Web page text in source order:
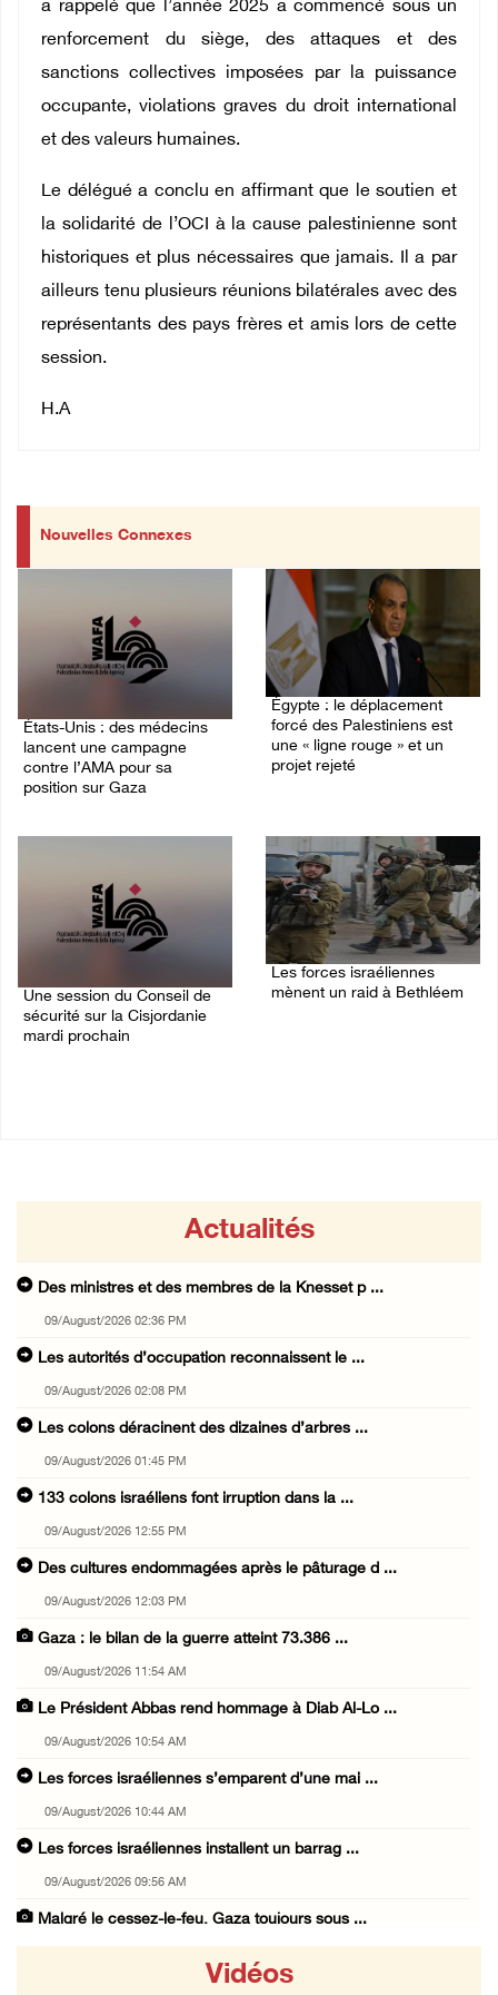
a rappelé que l’année 2025 a commencé sous un
renforcement du siège, des attaques et des
sanctions collectives imposées par la puissance
occupante, violations graves du droit international
et des valeurs humaines.
Le délégué a conclu en affirmant que le soutien et
la solidarité de l’OCI à la cause palestinienne sont
historiques et plus nécessaires que jamais. Il a par
ailleurs tenu plusieurs réunions bilatérales avec des
représentants des pays frères et amis lors de cette
session.
H.A
Nouvelles Connexes
États-Unis : des médecins
lancent une campagne
contre l’AMA pour sa
position sur Gaza
Égypte : le déplacement
forcé des Palestiniens est
une « ligne rouge » et un
projet rejeté
Une session du Conseil de
sécurité sur la Cisjordanie
mardi prochain
Les forces israéliennes
mènent un raid à Bethléem
Actualités
Des ministres et des membres de la Knesset p ...
09/August/2026 02:36 PM
Les autorités d’occupation reconnaissent le ...
09/August/2026 02:08 PM
Les colons déracinent des dizaines d’arbres ...
09/August/2026 01:45 PM
133 colons israéliens font irruption dans la ...
09/August/2026 12:55 PM
Des cultures endommagées après le pâturage d ...
09/August/2026 12:03 PM
Gaza : le bilan de la guerre atteint 73.386 ...
09/August/2026 11:54 AM
Le Président Abbas rend hommage à Diab Al-Lo ...
09/August/2026 10:54 AM
Les forces israéliennes s’emparent d’une mai ...
09/August/2026 10:44 AM
Les forces israéliennes installent un barrag ...
09/August/2026 09:56 AM
Malgré le cessez-le-feu, Gaza toujours sous ...
Vidéos